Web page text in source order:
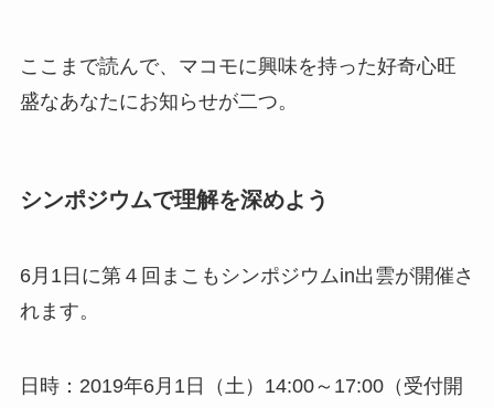
ここまで読んで、マコモに興味を持った好奇心旺
盛なあなたにお知らせが二つ。
シンポジウムで理解を深めよう
6月1日に第４回まこもシンポジウムin出雲が開催さ
れます。
日時：2019年6月1日（土）14:00～17:00（受付開